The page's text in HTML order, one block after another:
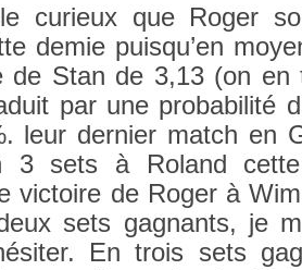
curieux que Roger
demie puis­qu’­en
de Stan de 3,13 (on en
par une pro­babilité
leur de­rni­er match en
3 sets à Roland cette
vic­toire de Roger à
sets gag­nants, je
En trois sets